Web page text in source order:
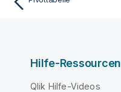
Hilfe-Ressourcen
Qlik Hilfe-Videos